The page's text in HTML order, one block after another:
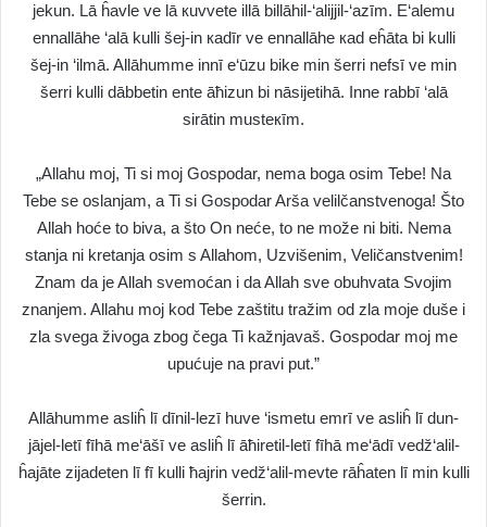
jekun. Lā ĥavle ve lā кuvvete illā billāhil-‘alijjil-‘azīm. E‘alemu
ennallāhe ‘alā kulli šej-in кadīr ve ennallāhe кad eĥāta bi kulli
šej-in ‘ilmā. Allāhumme innī e‘ūzu bike min šerri nefsī ve min
šerri kulli dābbetin ente āħizun bi nāsijetihā. Inne rabbī ‘alā
sirātin musteкīm.
„Allahu moj, Ti si moj Gospodar, nema boga osim Tebe! Na
Tebe se oslanjam, a Ti si Gospodar Arša velilčanstvenoga! Što
Allah hoće to biva, a što On neće, to ne može ni biti. Nema
stanja ni kretanja osim s Allahom, Uzvišenim, Veličanstvenim!
Znam da je Allah svemoćan i da Allah sve obuhvata Svojim
znanjem. Allahu moj kod Tebe zaštitu tražim od zla moje duše i
zla svega živoga zbog čega Ti kažnjavaš. Gospodar moj me
upućuje na pravi put.”
Allāhumme asliĥ lī dīnil-lezī huve ‘ismetu emrī ve asliĥ lī dun-
jājel-letī fīhā me‘āšī ve asliĥ lī āħiretil-letī fīhā me‘ādī vedž‘alil-
ĥajāte zijadeten lī fī kulli ħajrin vedž‘alil-mevte rāĥaten lī min kulli
šerrin.